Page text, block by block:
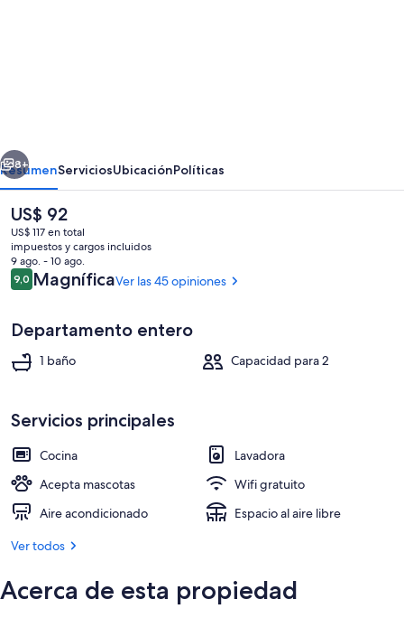
walking
distance
to
lake
Interior
Siguiente
8+
ResumenServiciosUbicaciónPolíticas
El
precio
actual
es
de
US$ 92
US$ 92
US$ 117 en total
impuestos y cargos incluidos
9 ago. - 10 ago.
Opiniones
9,09,0 de 10
MagníficaVer las 45 opiniones
Departamento entero
1 baño Capacidad para 2
Servicios principales
Cocina
Lavadora
Acepta mascotas
Wifi gratuito
Aire acondicionado
Espacio al aire libre
Ver todos
Acerca de esta propiedad